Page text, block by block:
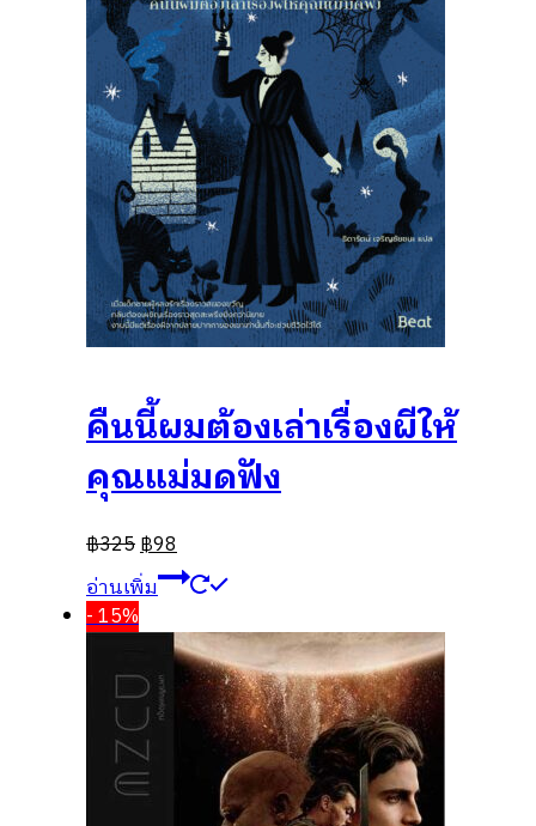
คืนนี้ผมต้องเล่าเรื่องผีให้
คุณแม่มดฟัง
฿325฿98
อ่านเพิ่ม
- 15%